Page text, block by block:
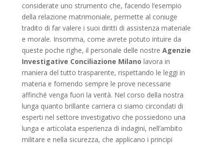
considerate uno strumento che, facendo l’esempio
della relazione matrimoniale, permette al coniuge
tradito di far valere i suoi diritti di assistenza materiale
e morale. Insomma, come avrete potuto intuire da
queste poche righe, il personale delle nostre Agenzie
Investigative Conciliazione Milano lavora in
maniera del tutto trasparente, rispettando le leggi in
materia e fornendo sempre le prove necessarie
affinché venga fuori la verità. Nel corso della nostra
lunga quanto brillante carriera ci siamo circondati di
esperti nel settore investigativo che possiedono una
lunga e articolata esperienza di indagini, nell’ambito
militare e nella sicurezza, che applicano i principi